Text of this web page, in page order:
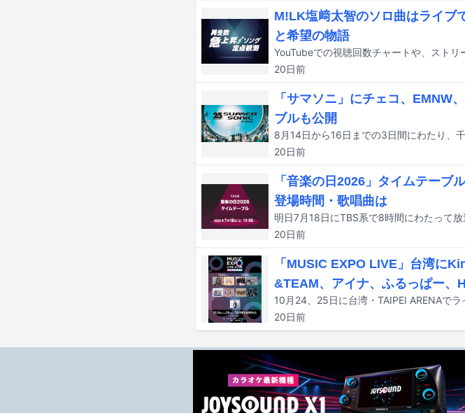
M!LK塩﨑太智のソロ曲はライブ
と希望の物語
20日前
「サマソニ」にチェコ、
ブルも公開
20日前
「音楽の日2026」タイムテー
登場時間・歌唱曲は
20日前
「MUSIC EXPO LIVE」台湾に
&TEAM、アイナ、ふるっぱー、
20日前